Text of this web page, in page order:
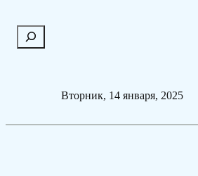
о
Вторник, 14 января, 2025